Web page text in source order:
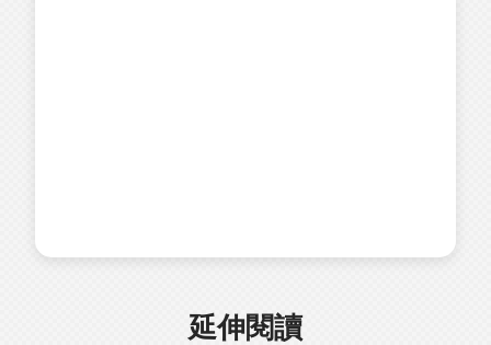
延伸閱讀